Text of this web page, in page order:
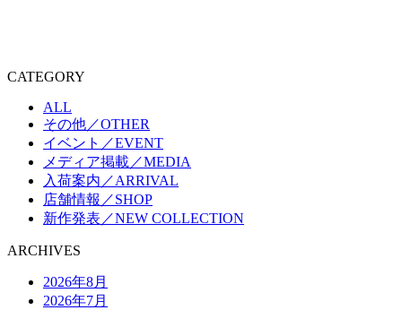
CATEGORY
ALL
その他／OTHER
イベント／EVENT
メディア掲載／MEDIA
入荷案内／ARRIVAL
店舗情報／SHOP
新作発表／NEW COLLECTION
ARCHIVES
2026年8月
2026年7月